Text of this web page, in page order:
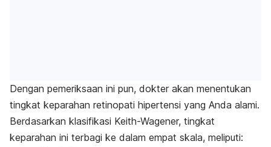
Dengan pemeriksaan ini pun, dokter akan menentukan
tingkat keparahan retinopati hipertensi yang Anda alami.
Berdasarkan klasifikasi Keith-Wagener, tingkat
keparahan ini terbagi ke dalam empat skala, meliputi: